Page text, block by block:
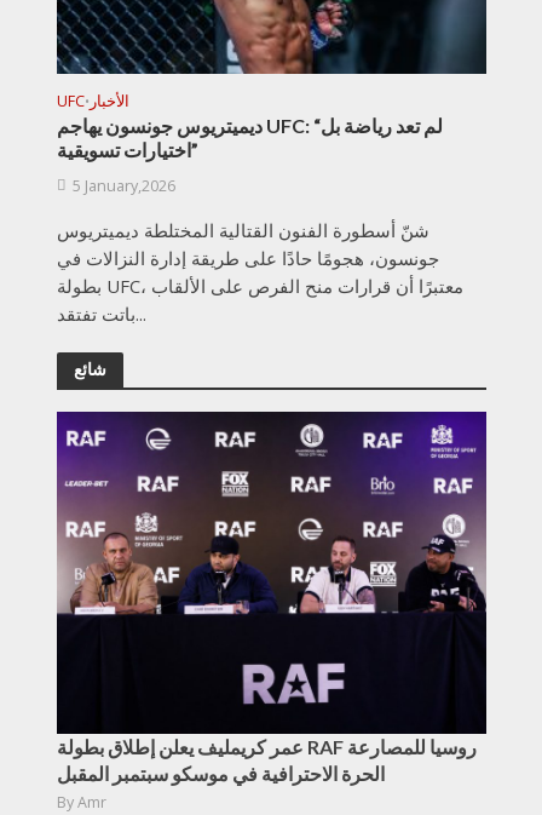
UFC• الأخبار
ديميتريوس جونسون يهاجم UFC: “لم تعد رياضة بل
اختيارات تسويقية”
5 January,2026
شنّ أسطورة الفنون القتالية المختلطة ديميتريوس
جونسون، هجومًا حادًا على طريقة إدارة النزالات في
بطولة UFC، معتبرًا أن قرارات منح الفرص على الألقاب
باتت تفتقد...
شائع
عمر كريمليف يعلن إطلاق بطولة RAF روسيا للمصارعة
الحرة الاحترافية في موسكو سبتمبر المقبل
ByAmr